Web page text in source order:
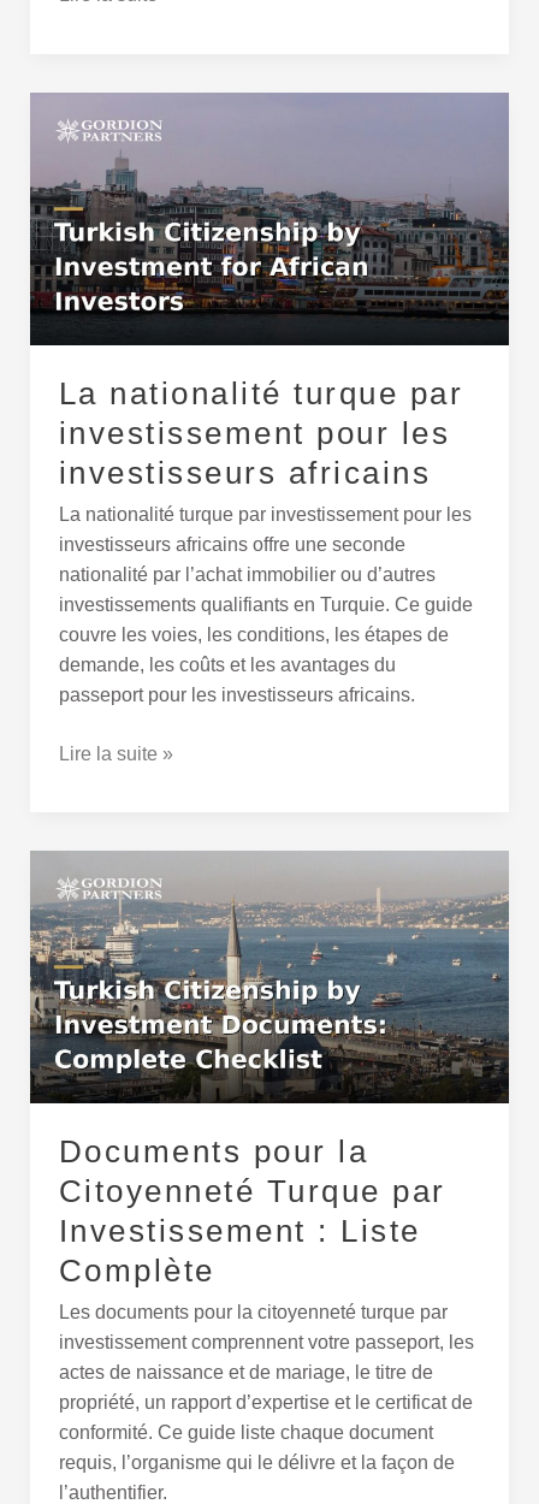
La nationalité turque par
investissement pour les
investisseurs africains
La nationalité turque par investissement pour les
investisseurs africains offre une seconde
nationalité par l’achat immobilier ou d’autres
investissements qualifiants en Turquie. Ce guide
couvre les voies, les conditions, les étapes de
demande, les coûts et les avantages du
passeport pour les investisseurs africains.
nationalité
turque
par
investissement
pour
les
investisseurs
africains
Lire la suite »
Documents pour la
Citoyenneté Turque par
Investissement : Liste
Complète
Les documents pour la citoyenneté turque par
investissement comprennent votre passeport, les
actes de naissance et de mariage, le titre de
propriété, un rapport d’expertise et le certificat de
conformité. Ce guide liste chaque document
requis, l’organisme qui le délivre et la façon de
l’authentifier.
pour
la
Citoyenneté
Turque
par
Investissement
:
Liste
Complète